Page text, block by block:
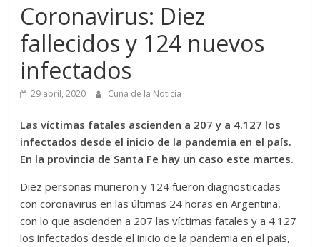
Coronavirus: Diez
fallecidos y 124 nuevos
infectados
29 abril, 2020 Cuna de la Noticia
Las víctimas fatales ascienden a 207 y a 4.127 los
infectados desde el inicio de la pandemia en el país.
En la provincia de Santa Fe hay un caso este martes.
Diez personas murieron y 124 fueron diagnosticadas
con coronavirus en las últimas 24 horas en Argentina,
con lo que ascienden a 207 las víctimas fatales y a 4.127
los infectados desde el inicio de la pandemia en el país,